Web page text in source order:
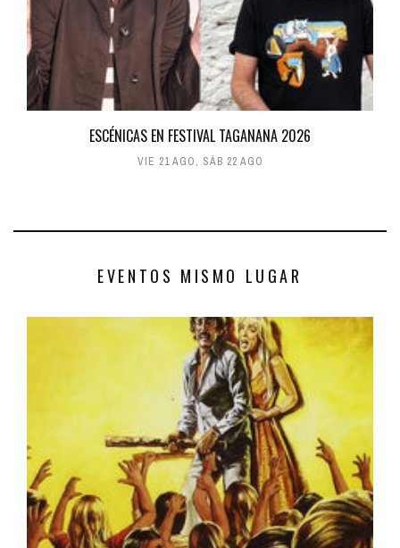
ESCÉNICAS EN FESTIVAL TAGANANA 2026
VIE 21 AGO, SÁB 22 AGO
EVENTOS MISMO LUGAR